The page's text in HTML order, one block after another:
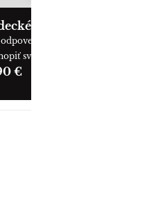
okienko
ktoré vám pomôžu lepšie
svet okolo nás
€